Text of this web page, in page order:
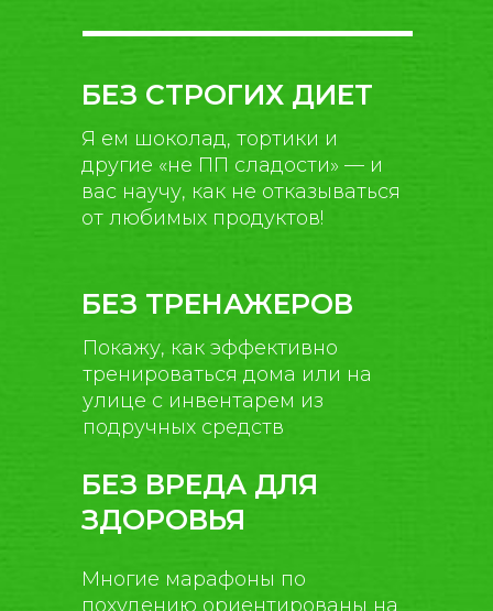
БЕЗ СТРОГИХ ДИЕТ
Я ем шоколад, тортики и
другие «не ПП сладости» — и
вас научу, как не отказываться
от любимых продуктов!
БЕЗ ТРЕНАЖЕРОВ
Покажу, как эффективно
тренироваться дома или на
улице с инвентарем из
подручных средств
БЕЗ ВРЕДА ДЛЯ
ЗДОРОВЬЯ
Многие марафоны по
похудению ориентированы на